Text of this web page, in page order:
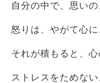
自分の中で、思い
怒りは、やがて心
それが積もると、
ストレスをためない